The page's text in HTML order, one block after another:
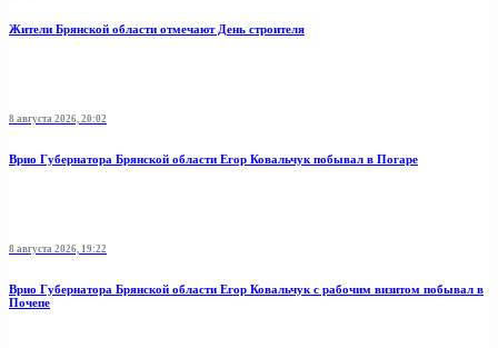
Жители Брянской области отмечают День строителя
8 августа 2026, 20:02
Врио Губернатора Брянской области Егор Ковальчук побывал в Погаре
8 августа 2026, 19:22
Врио Губернатора Брянской области Егор Ковальчук с рабочим визитом побывал в
Почепе